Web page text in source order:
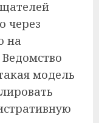
через
на
модель